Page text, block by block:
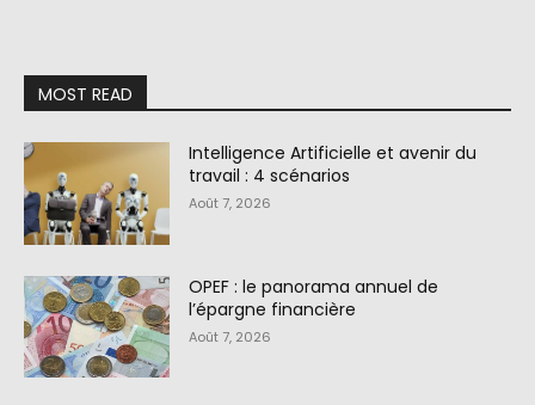
MOST READ
Intelligence Artificielle et avenir du
travail : 4 scénarios
Août 7, 2026
OPEF : le panorama annuel de
l’épargne financière
Août 7, 2026